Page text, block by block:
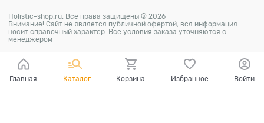
Holistic-shop.ru. Все права защищены © 2026
Внимание! Сайт не является публичной офертой, вся информация
носит справочный характер. Все условия заказа уточняются с
менеджером
Главная Каталог Корзина Избранное Войти